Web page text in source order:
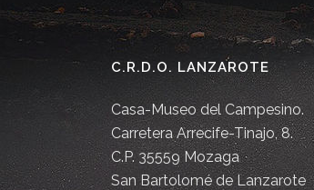
C.R.D.O. LANZAROTE
Casa-Museo del Campesino.
Carretera Arrecife-Tinajo, 8.
C.P. 35559 Mozaga
San Bartolomé de Lanzarote